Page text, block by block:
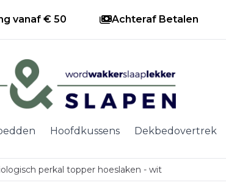
vanaf € 50 Achteraf Betalen
Hoofdkussens Dekbedovertrek
perkal topper hoeslaken - wit